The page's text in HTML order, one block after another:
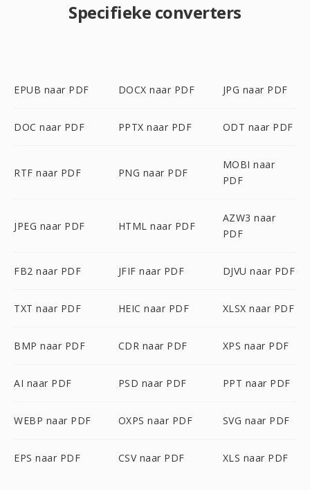
Specifieke converters
EPUB naar PDF DOCX naar PDF JPG naar PDF
DOC naar PDF PPTX naar PDF ODT naar PDF
RTF naar PDF PNG naar PDF
MOBI naar
PDF
JPEG naar PDF HTML naar PDF
AZW3 naar
PDF
FB2 naar PDF JFIF naar PDF DJVU naar PDF
TXT naar PDF HEIC naar PDF XLSX naar PDF
BMP naar PDF CDR naar PDF XPS naar PDF
AI naar PDF PSD naar PDF PPT naar PDF
WEBP naar PDF OXPS naar PDF SVG naar PDF
EPS naar PDF CSV naar PDF XLS naar PDF